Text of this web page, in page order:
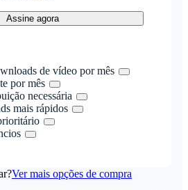
Assine agora
de vídeo por mês
por mês
necessária
mais rápidos
Ver mais opções de compra